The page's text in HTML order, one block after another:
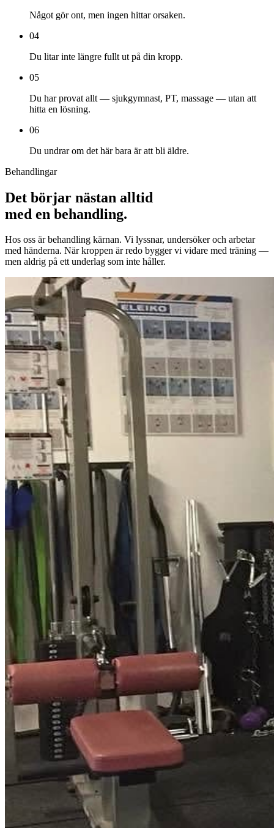
Något gör ont, men ingen hittar orsaken.
04
Du litar inte längre fullt ut på din kropp.
05
Du har provat allt — sjukgymnast, PT, massage — utan att
hitta en lösning.
06
Du undrar om det här bara är att bli äldre.
Behandlingar
Det börjar nästan alltid
med en behandling.
Hos oss är behandling kärnan. Vi lyssnar, undersöker och arbetar
med händerna. När kroppen är redo bygger vi vidare med träning —
men aldrig på ett underlag som inte håller.